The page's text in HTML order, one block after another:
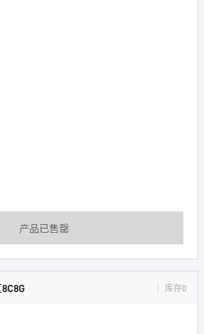
产品已售罄
库存0